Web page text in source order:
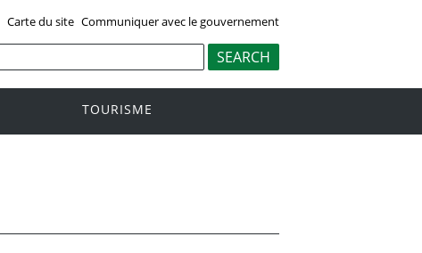
Carte du site Communiquer avec le gouvernement
TOURISME